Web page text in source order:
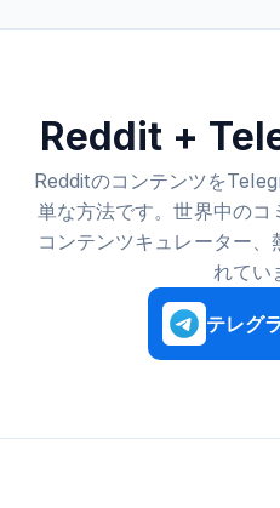
Reddit +
Redditのコンテンツを
単な方法です。世界中のコ
コンテンツキュレーター
れてい
テレグ